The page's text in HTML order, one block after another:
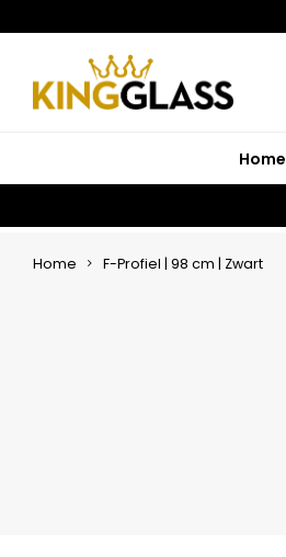
Home
Home F-Profiel | 98 cm | Zwart